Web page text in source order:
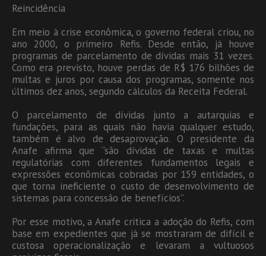
Reincidência
Em meio à crise econômica, o governo federal criou, no
ano 2000, o primeiro Refis. Desde então, já houve
programas de parcelamento de dívidas mais 31 vezes.
Como era previsto, houve perdas de R$ 176 bilhões de
multas e juros por causa dos programas, somente nos
últimos dez anos, segundo cálculos da Receita Federal.
O parcelamento de dívidas junto a autarquias e
fundações, para as quais não havia qualquer estudo,
também é alvo de desaprovação. O presidente da
Anafe afirma que “são dívidas de taxas e multas
regulatórias com diferentes fundamentos legais e
expressões econômicas cobradas por 159 entidades, o
que torna ineficiente o custo de desenvolvimento de
sistemas para concessão de benefícios”.
Por esse motivo, a Anafe critica a adoção do Refis, com
base em expedientes que já se mostraram de difícil e
custosa operacionalização e levaram a vultuosos